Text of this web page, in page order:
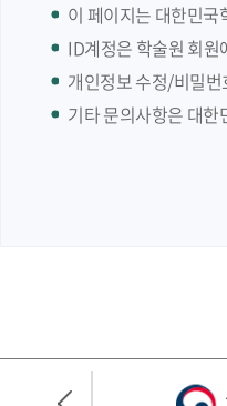
이 페이지는 대한민국
ID계정은 학술원 회
개인정보 수정/비밀
기타 문의사항은 대